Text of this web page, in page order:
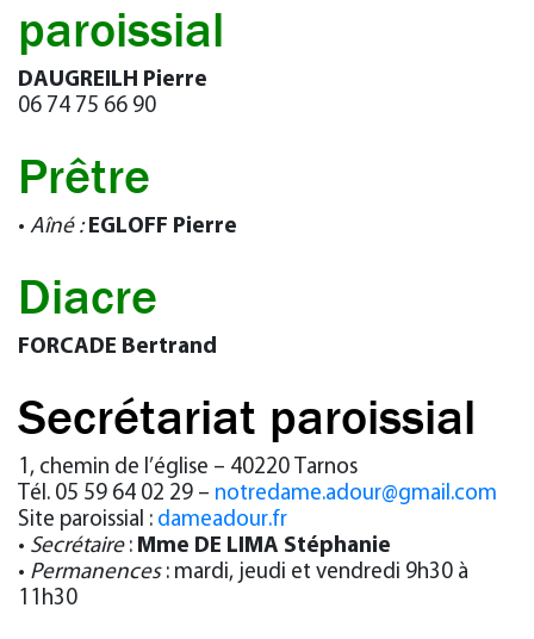
paroissial
DAUGREILH Pierre
06 74 75 66 90
Prêtre
• Aîné :EGLOFF Pierre
Diacre
FORCADE Bertrand
Secrétariat paroissial
1, chemin de l’église – 40220 Tarnos
Tél. 05 59 64 02 29 – notredame.adour@gmail.com
Site paroissial : dameadour.fr
• Secrétaire: Mme DE LIMA Stéphanie
• Permanences: mardi, jeudi et vendredi 9h30 à
11h30